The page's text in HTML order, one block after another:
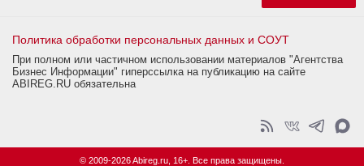
Политика обработки персональных данных и СОУТ
При полном или частичном использовании материалов "Агентства
Бизнес Информации" гиперссылка на публикацию на сайте
ABIREG.RU обязательна
© 2009-2026 Abireg.ru, 16+. Все права защищены.